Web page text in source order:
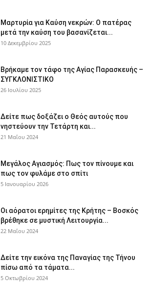
Μαρτυρία για Καύση νεκρών: Ο πατέρας
μετά την καύση του βασανίζεται...
10 Δεκεμβρίου 2025
Βρήκαμε τον τάφο της Αγίας Παρασκευής –
ΣΥΓΚΛΟΝΙΣΤΙΚΟ
26 Ιουλίου 2025
Δείτε πως δοξάζει ο Θεός αυτούς που
νηστεύουν την Τετάρτη και...
21 Μαΐου 2024
Μεγάλος Αγιασμός: Πως τον πίνουμε και
πως τον φυλάμε στο σπίτι
5 Ιανουαρίου 2026
Οι αόρατοι ερημίτες της Κρήτης – Βοσκός
βρέθηκε σε μυστική Λειτουργία...
22 Μαΐου 2024
Δείτε την εικόνα της Παναγίας της Τήνου
πίσω από τα τάματα...
5 Οκτωβρίου 2024